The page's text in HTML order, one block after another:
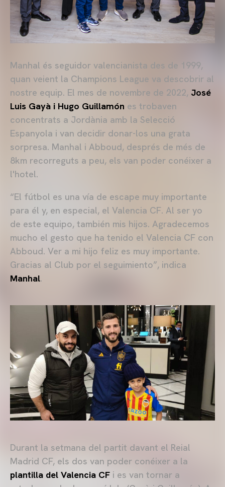
Manhal és seguidor valencianista des de 1999,
quan veient la Champions League va descobrir al
nostre equip. El mes de novembre de 2022, José
Luis Gayà i Hugo Guillamón es trobaven
concentrats a Jordània amb la Selecció
Espanyola i van decidir donar-los una grata
sorpresa. Manhal i Abboud, després de més de
8km recorreguts a peu, els van poder conéixer a
l'hotel.
“El fútbol es una vía de escape muy importante
para él y, en especial, el Valencia CF. Al ser yo
de este equipo, también mis hijos. Agradecemos
mucho el gesto que ha tenido el Valencia CF con
Abboud. Ver a mi hijo feliz es muy importante.
Gracias al Club por el seguimiento”, indica
Manhal.
Durant la setmana del partit davant el Reial
Madrid CF, els dos van poder conéixer a la
plantilla del Valencia CF i es van tornar a